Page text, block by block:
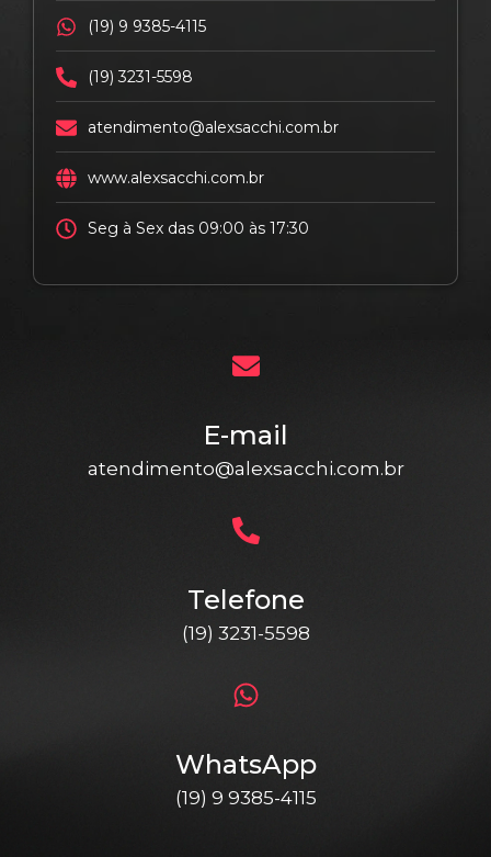
(19) 9 9385-4115
(19) 3231-5598
atendimento@alexsacchi.com.br
www.alexsacchi.com.br
Seg à Sex das 09:00 às 17:30
E-mail
atendimento@alexsacchi.com.br
Telefone
(19) 3231-5598
WhatsApp
(19) 9 9385-4115